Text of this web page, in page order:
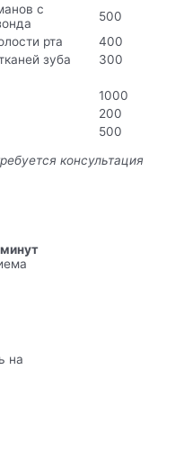
с
500
рта
400
зуба
300
1000
200
500
консультация
на